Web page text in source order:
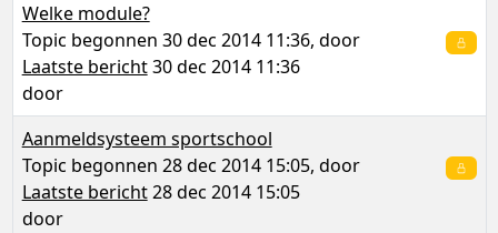
Welke module?
Topic begonnen 30 dec 2014 11:36, door
Laatste bericht30 dec 2014 11:36
door
Aanmeldsysteem sportschool
Topic begonnen 28 dec 2014 15:05, door
Laatste bericht28 dec 2014 15:05
door